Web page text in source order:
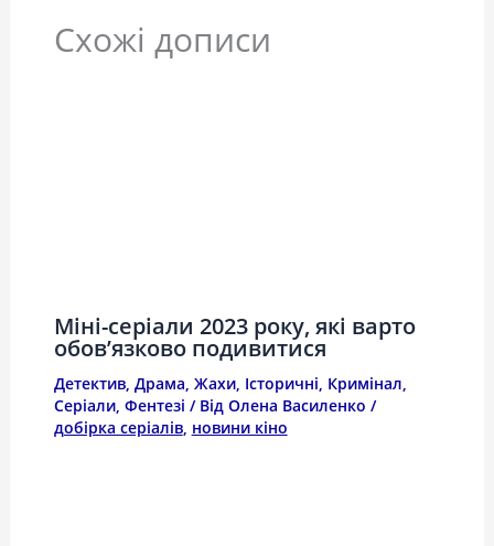
Схожі дописи
Міні-серіали 2023 року, які варто
обов’язково подивитися
Детектив, Драма, Жахи, Історичні, Кримінал,
Серіали, Фентезі / Від Олена Василенко /
добірка серіалів, новини кіно